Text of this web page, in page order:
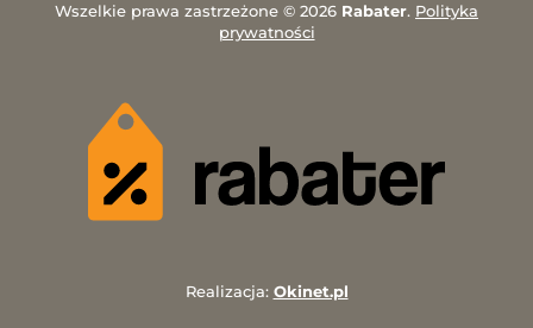
Wszelkie prawa zastrzeżone © 2026 Rabater. Polityka
prywatności
Realizacja: Okinet.pl